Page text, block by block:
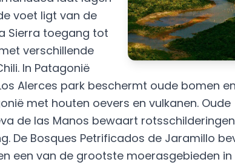
voet ligt van de
Sierra toegang tot
verschillende
In Patagonië
Alerces park beschermt oude bomen
met houten oevers en vulkanen. Oude
de las Manos bewaart
De Bosques Petrificados de Jaramillo
een van de grootste moerasgebieden in